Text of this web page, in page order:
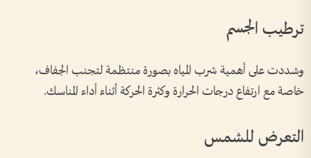
ترطيب الجسم
وشددت على أهمية شرب المياه بصورة منتظمة لتجنب الجفاف،
خاصة مع ارتفاع درجات الحرارة وكثرة الحركة أثناء أداء المناسك.
التعرض للشمس